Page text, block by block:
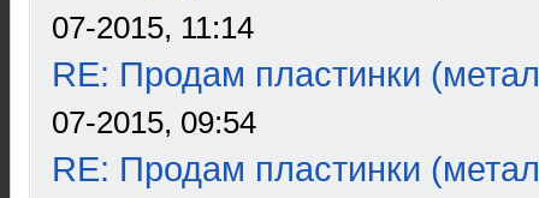
07-2015, 11:14
RE: Продам пластинки
07-2015, 09:54
RE: Продам пластинки